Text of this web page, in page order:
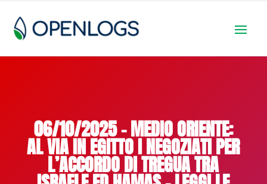
06/10/2025 – MEDIO ORIENTE:
AL VIA IN EGITTO I NEGOZIATI PER
L’ACCORDO DI TREGUA TRA